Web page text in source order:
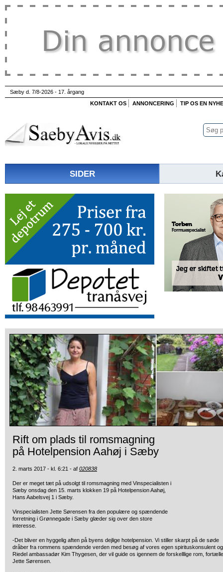
Sæby d. 7/8-2026 - 17. årgang
KONTAKT OS
ANNONCERING TIP OS EN
SIDER
Rift om plads til romsmagning
på Hotelpension Aahøj i Sæby
2. marts 2017 - kl. 6:21 - af 020838
Der er meget tæt på udsolgt til romsmagning med Vinspecialisten i
Sæby onsdag den 15. marts klokken 19 på Hotelpension Aahøj,
Hans Aabelsvej 1 i Sæby.
Vinspecialisten Jette Sørensen fra den populære og spændende
forretning i Grønnegade i Sæby glæder sig over den store
interesse.
-Det bliver en hyggelig aften på byens dejlige hotelpension. Vi stiller skarpt på de søde
dråber fra rommens spændende verden med besøg af vores egen spirituskonsulent og
Riedel ambassadør Kim Thygesen, der vil guide os igennem de forskelllige rom,
Jette Sørensen.